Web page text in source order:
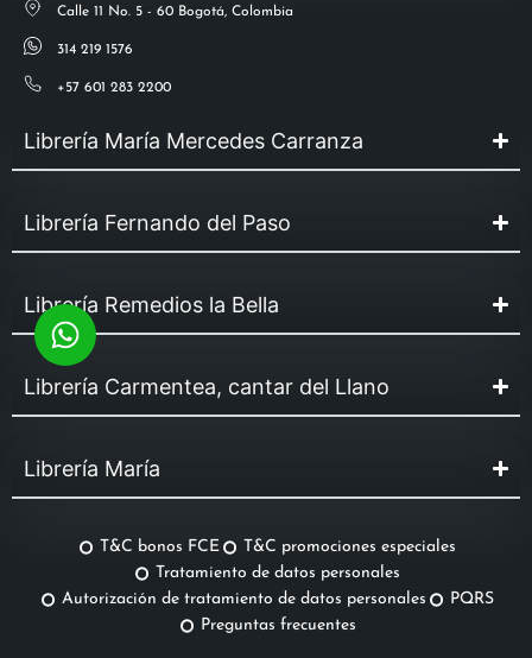
Calle 11 No. 5 - 60 Bogotá, Colombia
314 219 1576
+57 601 283 2200
Librería María Mercedes Carranza
Librería Fernando del Paso
Librería Remedios la Bella
Librería Carmentea, cantar del Llano
Librería María
T&C bonos FCE
T&C promociones especiales
Tratamiento de datos personales
Autorización de tratamiento de datos personales
PQRS
Preguntas frecuentes